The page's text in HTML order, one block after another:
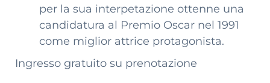
per la sua interpetazione ottenne una
candidatura al Premio Oscar nel 1991
come miglior attrice protagonista.
Ingresso gratuito su prenotazione